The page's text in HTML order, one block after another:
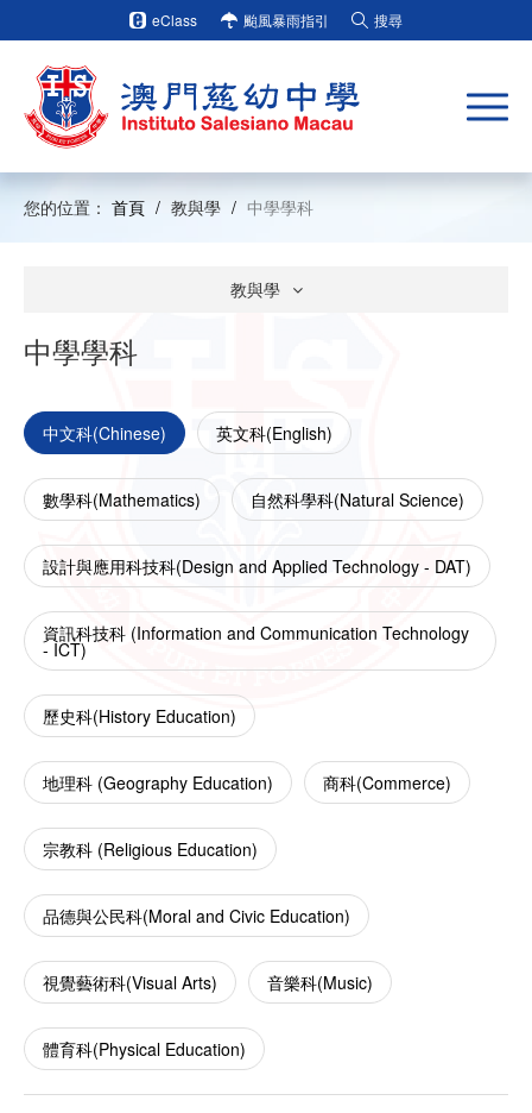
eClass 颱風暴雨指引 搜尋
您的位置： 首頁 / 教與學 / 中學學科
教與學
中學學科
中文科(Chinese) 英文科(English)
數學科(Mathematics) 自然科學科(Natural Science)
設計與應用科技科(Design and Applied Technology - DAT)
資訊科技科 (Information and Communication Technology
- ICT)
歷史科(History Education)
地理科 (Geography Education) 商科(Commerce)
宗教科 (Religious Education)
品德與公民科(Moral and Civic Education)
視覺藝術科(Visual Arts) 音樂科(Music)
體育科(Physical Education)